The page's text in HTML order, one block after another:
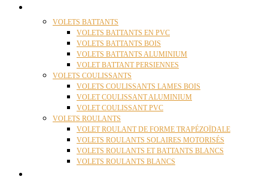
VOLETS BATTANTS
VOLETS BATTANTS EN PVC
VOLETS BATTANTS BOIS
VOLETS BATTANTS ALUMINIUM
VOLET BATTANT PERSIENNES
VOLETS COULISSANTS
VOLETS COULISSANTS LAMES BOIS
VOLET COULISSANT ALUMINIUM
VOLET COULISSANT PVC
VOLETS ROULANTS
VOLET ROULANT DE FORME TRAPÉZOÏDALE
VOLETS ROULANTS SOLAIRES MOTORISÉS
VOLETS ROULANTS ET BATTANTS BLANCS
VOLETS ROULANTS BLANCS